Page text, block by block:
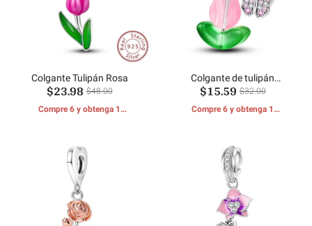
Colgante Tulipán Rosa
$23.98 $48.00
Compre 6 y obtenga 1
Colgante de tulipán
mariposa esmaltada
$15.59 $32.00
Compre 6 y obtenga 1